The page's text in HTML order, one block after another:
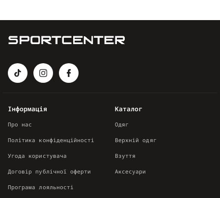
Каталог
Одяг
Верхній одяг
Взуття
Аксесуари
Інформація
Про нас
Політика конфіденційності
Угода користувача
Договір публічної оферти
Програма лояльності